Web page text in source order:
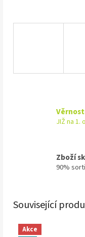
JIŽ na 1.
Zboží
90%
Související
Akce